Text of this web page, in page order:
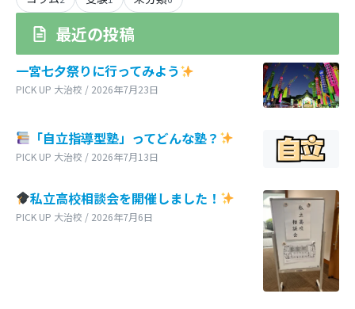
最近の投稿
一宮七夕祭りに行ってみよう
PICK UP 大治校 / 2026年7月23日
「自立指導型塾」ってどんな塾？
PICK UP 大治校 / 2026年7月13日
私立高校相談会を開催しました！
PICK UP 大治校 / 2026年7月6日